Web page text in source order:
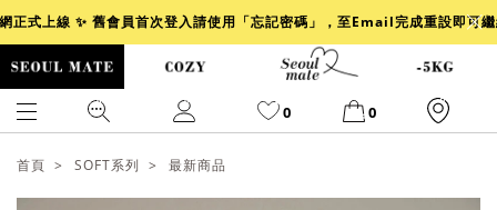
正式上線 ✨ 舊會員首次登入請使用「忘記密碼」，至Email完成重設即可
0 0
首頁 SOFT系列 最新商品